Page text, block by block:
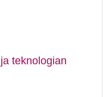
teknologian